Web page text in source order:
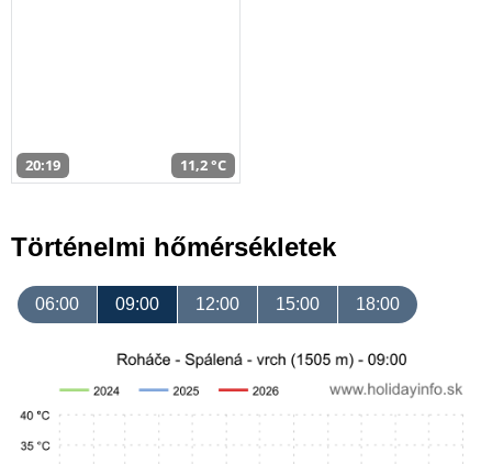
20:19 11,2 °C
Történelmi hőmérsékletek
06:00 09:00 12:00 15:00 18:00